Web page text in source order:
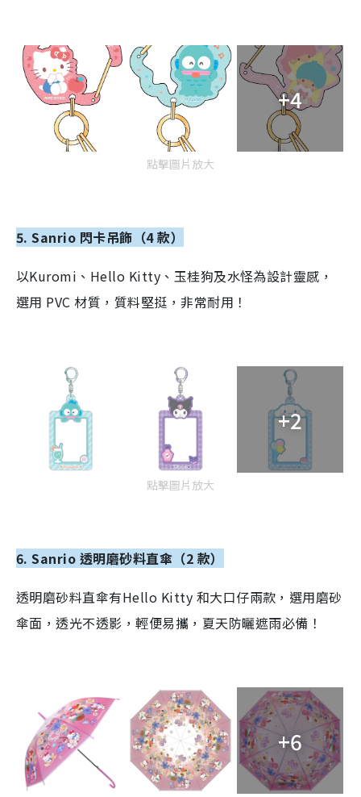
+4
點擊圖片放大
5. Sanrio 閃卡吊飾（4 款）
以Kuromi、Hello Kitty、玉桂狗及水怪為設計靈感，
選用 PVC 材質，質料堅挺，非常耐用！
+2
點擊圖片放大
6. Sanrio 透明磨砂料直傘（2 款）
透明磨砂料直傘有Hello Kitty 和大口仔兩款，選用磨砂
傘面，透光不透影，輕便易攜，夏天防曬遮雨必備！
+6